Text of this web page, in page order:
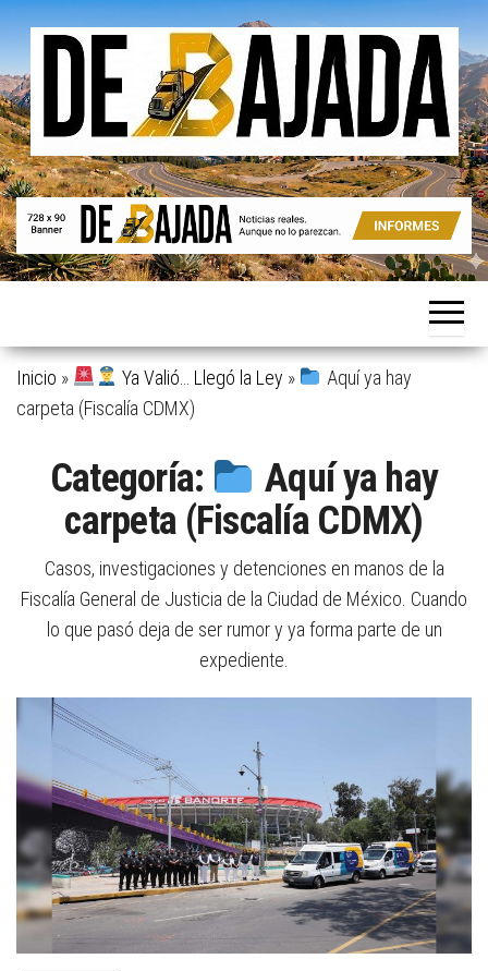
Saltar
contenido
De
Bajada
Noticias
Aunque
parezcan.
Inicio » Ya Valió… Llegó la Ley »
Aquí ya hay
carpeta (Fiscalía CDMX)
Categoría:
Aquí ya hay
carpeta (Fiscalía CDMX)
Casos, investigaciones y detenciones en manos de la
Fiscalía General de Justicia de la Ciudad de México. Cuando
lo que pasó deja de ser rumor y ya forma parte de un
expediente.